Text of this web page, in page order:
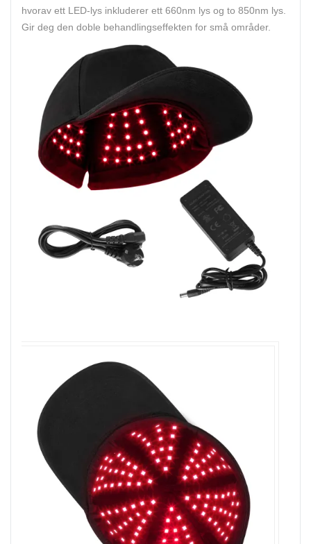
hvorav ett LED-lys inkluderer ett 660nm lys og to 850nm lys.
Gir deg den doble behandlingseffekten for små områder.